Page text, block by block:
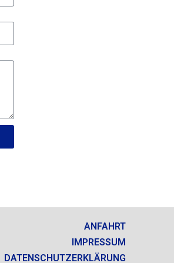
ANFAHRT
IMPRESSUM
DATENSCHUTZERKLÄRUNG